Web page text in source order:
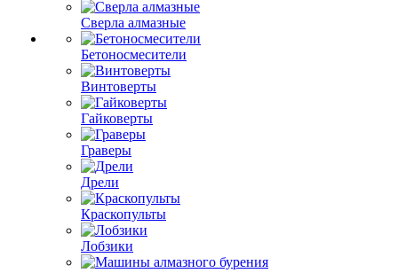
Сверла алмазные
Бетоносмесители
Винтоверты
Гайковерты
Граверы
Дрели
Краскопульты
Лобзики